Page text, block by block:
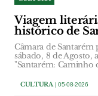
Viagem
histórico de
Câmara de
sábado, 8 de Agosto,
"Santarém: Caminho
CULTURA| 05-08-2026